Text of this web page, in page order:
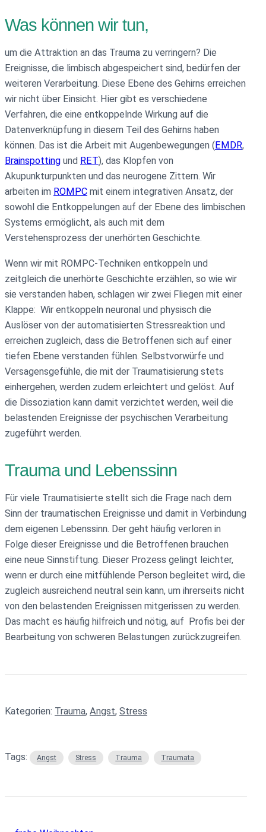
Was können wir tun,
um die Attraktion an das Trauma zu verringern? Die
Ereignisse, die limbisch abgespeichert sind, bedürfen der
weiteren Verarbeitung. Diese Ebene des Gehirns erreichen
wir nicht über Einsicht. Hier gibt es verschiedene
Verfahren, die eine entkoppelnde Wirkung auf die
Datenverknüpfung in diesem Teil des Gehirns haben
können. Das ist die Arbeit mit Augenbewegungen ( EMDR,
Brainspotting und RET), das Klopfen von
Akupunkturpunkten und das neurogene Zittern. Wir
arbeiten im ROMPC mit einem integrativen Ansatz, der
sowohl die Entkoppelungen auf der Ebene des limbischen
Systems ermöglicht, als auch mit dem
Verstehensprozess der unerhörten Geschichte.
Wenn wir mit ROMPC-Techniken entkoppeln und
zeitgleich die unerhörte Geschichte erzählen, so wie wir
sie verstanden haben, schlagen wir zwei Fliegen mit einer
Klappe: Wir entkoppeln neuronal und physisch die
Auslöser von der automatisierten Stressreaktion und
erreichen zugleich, dass die Betroffenen sich auf einer
tiefen Ebene verstanden fühlen. Selbstvorwürfe und
Versagensgefühle, die mit der Traumatisierung stets
einhergehen, werden zudem erleichtert und gelöst. Auf
die Dissoziation kann damit verzichtet werden, weil die
belastenden Ereignisse der psychischen Verarbeitung
zugeführt werden.
Trauma und Lebenssinn
Für viele Traumatisierte stellt sich die Frage nach dem
Sinn der traumatischen Ereignisse und damit in Verbindung
dem eigenen Lebenssinn. Der geht häufig verloren in
Folge dieser Ereignisse und die Betroffenen brauchen
eine neue Sinnstiftung. Dieser Prozess gelingt leichter,
wenn er durch eine mitfühlende Person begleitet wird, die
zugleich ausreichend neutral sein kann, um ihrerseits nicht
von den belastenden Ereignissen mitgerissen zu werden.
Das macht es häufig hilfreich und nötig, auf Profis bei der
Bearbeitung von schweren Belastungen zurückzugreifen.
Kategorien: Trauma, Angst, Stress
Tags: Angst Stress Trauma Traumata